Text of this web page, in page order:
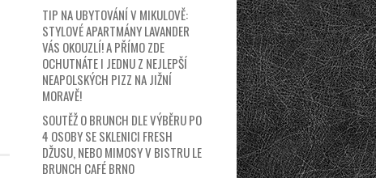
TIP NA UBYTOVÁNÍ V MIKULOVĚ:
STYLOVÉ APARTMÁNY LAVANDER
VÁS OKOUZLÍ! A PŘÍMO ZDE
OCHUTNÁTE I JEDNU Z NEJLEPŠÍ
NEAPOLSKÝCH PIZZ NA JIŽNÍ
MORAVĚ!
SOUTĚŽ O BRUNCH DLE VÝBĚRU PO
4 OSOBY SE SKLENICI FRESH
DŽUSU, NEBO MIMOSY V BISTRU LE
BRUNCH CAFÉ BRNO